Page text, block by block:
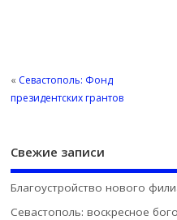
« Севастополь: Фонд
президентских грантов
Свежие записи
Благоустройство нового
Севастополь: воскресное